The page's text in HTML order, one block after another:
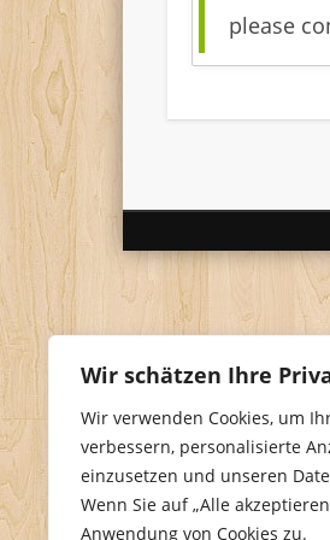
Wir schätzen Ihre
Wir verwenden Cookies, um
verbessern, personalisierte
einzusetzen und unseren
Wenn Sie auf „Alle
Anwendung von Cookies zu.
please